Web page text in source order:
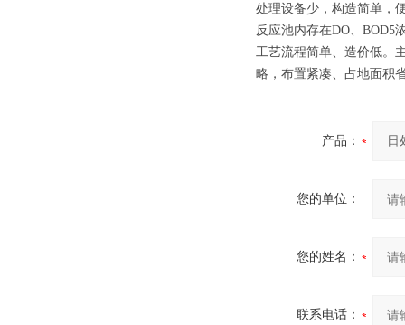
处理设备少，构造简单，
反应池内存在DO、BOD5
工艺流程简单、造价低。
略，布置紧凑、占地面积
产品：
您的单位：
您的姓名：
联系电话：